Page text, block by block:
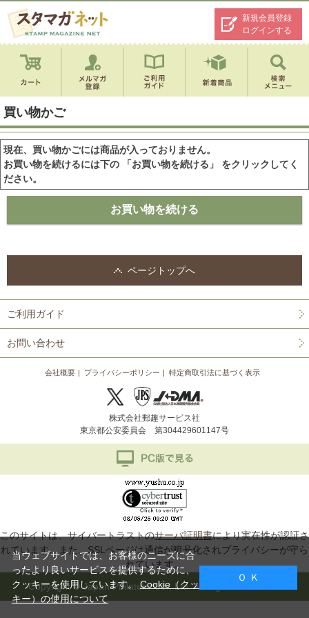
新規会員登録
ログインする
買い物かご
現在、買い物かごには商品が入っておりません。
お買い物を続けるには下の 「お買い物を続ける」 をクリックしてく
ださい。
ページトップへ
ご利用ガイド
お問い合わせ
会社概要 プライバシーポリシー 特定商取引法に基づく表示
株式会社郵趣サービス社
東京都公安委員会 第304429601147号
このサイトは、サイバートラストのサーバ証明書により実在性が認証さ
れています。また、SSLページは通信が暗号化されプライバシーが守ら
れています。
Copyright © Japan Philatelic Co., Ltd. All Rights Reserved.
当ウェブサイトでは、お客様のニーズに合
ったより良いサービスを提供するために、
クッキーを使用しています。Cookie（クッ
キー）の使用について
Ｏ Ｋ